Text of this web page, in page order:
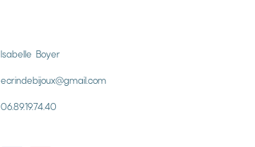
Isabelle Boyer
ecrindebijoux@gmail.com
06.89.19.74.40